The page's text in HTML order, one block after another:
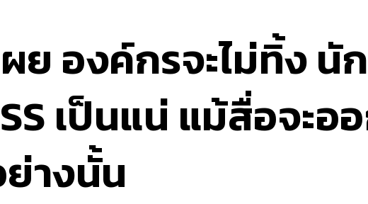
ย องค์กรจะไม่ทิ้ง นั
เป็นแน่ แม้สื่อจะอ
างนั้น